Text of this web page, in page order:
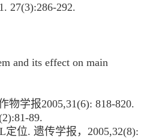
27(3):286-292.
and its effect on main
学报2005,31(6): 818-820.
89.
位. 遗传学报，2005,32(8):